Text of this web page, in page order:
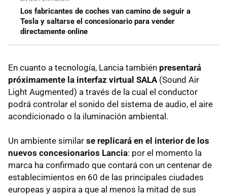
Los fabricantes de coches van camino de seguir a
Tesla y saltarse el concesionario para vender
directamente online
En cuanto a tecnología, Lancia también presentará
próximamente la interfaz virtual SALA (Sound Air
Light Augmented) a través de la cual el conductor
podrá controlar el sonido del sistema de audio, el aire
acondicionado o la iluminación ambiental.
Un ambiente similar se replicará en el interior de los
nuevos concesionarios Lancia: por el momento la
marca ha confirmado que contará con un centenar de
establecimientos en 60 de las principales ciudades
europeas y aspira a que al menos la mitad de sus